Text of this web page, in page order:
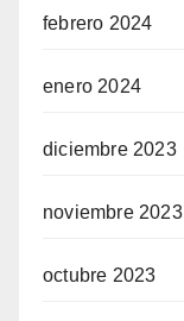
febrero 2024
enero 2024
diciembre 2023
noviembre 2023
octubre 2023